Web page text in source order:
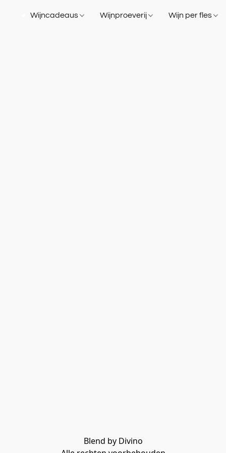
Wijncadeaus Wijnproeverij Wijn per fles
Blend by Divino